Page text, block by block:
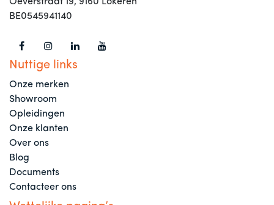
Oeverstraat 19, 9160 Lokeren
BE0545941140
Nuttige links
Onze merken
Showroom
Opleidingen
Onze klanten
Over ons
Blog
Documents
Contacteer ons